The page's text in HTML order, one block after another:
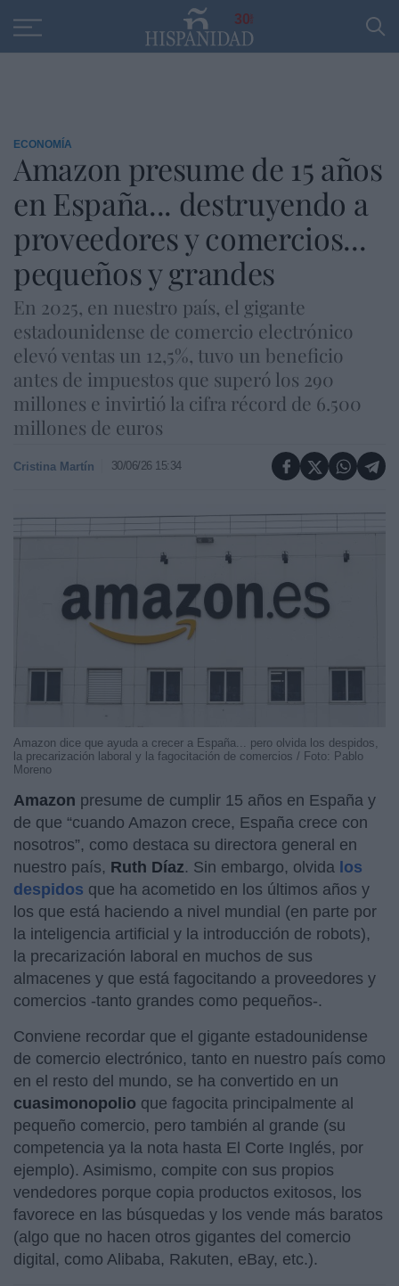
30
ECONOMÍA
Amazon presume de 15 años
en España... destruyendo a
proveedores y comercios...
pequeños y grandes
En 2025, en nuestro país, el gigante
estadounidense de comercio electrónico
elevó ventas un 12,5%, tuvo un beneficio
antes de impuestos que superó los 290
millones e invirtió la cifra récord de 6.500
millones de euros
Cristina Martín 30/06/26 15:34
Amazon dice que ayuda a crecer a España... pero olvida los despidos,
la precarización laboral y la fagocitación de comercios / Foto: Pablo
Moreno
Amazon presume de cumplir 15 años en España y
de que “cuando Amazon crece, España crece con
nosotros”, como destaca su directora general en
nuestro país, Ruth Díaz. Sin embargo, olvida los
despidos que ha acometido en los últimos años y
los que está haciendo a nivel mundial (en parte por
la inteligencia artificial y la introducción de robots),
la precarización laboral en muchos de sus
almacenes y que está fagocitando a proveedores y
comercios -tanto grandes como pequeños-.
Conviene recordar que el gigante estadounidense
de comercio electrónico, tanto en nuestro país como
en el resto del mundo, se ha convertido en un
cuasimonopolio que fagocita principalmente al
pequeño comercio, pero también al grande (su
competencia ya la nota hasta El Corte Inglés, por
ejemplo). Asimismo, compite con sus propios
vendedores porque copia productos exitosos, los
favorece en las búsquedas y los vende más baratos
(algo que no hacen otros gigantes del comercio
digital, como Alibaba, Rakuten, eBay, etc.).